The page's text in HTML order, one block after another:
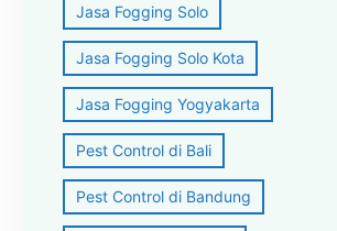
Jasa Fogging Solo
Jasa Fogging Solo Kota
Jasa Fogging Yogyakarta
Pest Control di Bali
Pest Control di Bandung